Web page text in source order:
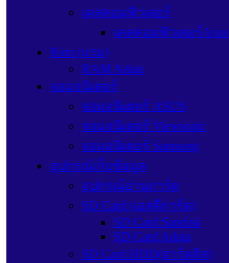
เคสคอมพิวเตอร์
เคสคอมพิวเตอร์Asus
Ram (แรม)
RAM Adata
จอมอนิเตอร์
จอมอนิเตอร์ ASUS
จอมอนิเตอร์ Viewsonic
จอมอนิเตอร์ Samsung
อุปกรณ์เก็บข้อมูล
อุปกรณ์อ่านการ์ด
SD Card (เอสดีการ์ด)
SD Card Sandisk
SD Card Adata
SD Card HDD(ฮาร์ดดิส)